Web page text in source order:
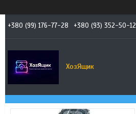
+380 (99) 176-77-28 +380 (93) 352-50-12
ХозЯщик